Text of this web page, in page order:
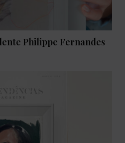
Philippe Fernandes